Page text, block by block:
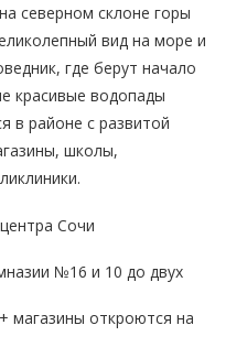
северном склоне горы
вид на море и
где берут начало
красивые водопады
в районе с развитой
школы,
Сочи
№16 и 10 до двух
магазины откроются на